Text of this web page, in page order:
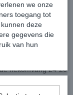
nekomvang 24-26
we onze
toegang tot
deze
gegevens die
van hun